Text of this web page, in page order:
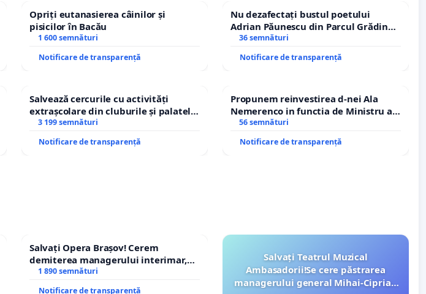
Opriți eutanasierea câinilor și
pisicilor în Bacău
1 600 semnături
Notificare de transparență
Nu dezafectați bustul poetului
Adrian Păunescu din Parcul Grădina
Icoanei! Stop cenzurii culturale!
36 semnături
Notificare de transparență
Salvează cercurile cu activități
extrașcolare din cluburile și palatele
copiilor
3 199 semnături
Notificare de transparență
Propunem reinvestirea d-nei Ala
Nemerenco in functia de Ministru al
Sanatatii
56 semnături
Notificare de transparență
Salvați Opera Brașov! Cerem
demiterea managerului interimar,
Petrean Lucian-Marius!
1 890 semnături
Notificare de transparență
Salvați Teatrul Muzical
Ambasadorii!Se cere păstrarea
managerului general Mihai-Ciprian